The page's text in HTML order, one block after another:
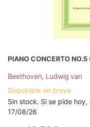
PIANO CONCERTO NO.5
Beethoven, Ludwig van
Disponible en breve
Sin stock. Si se pide
17/08/26